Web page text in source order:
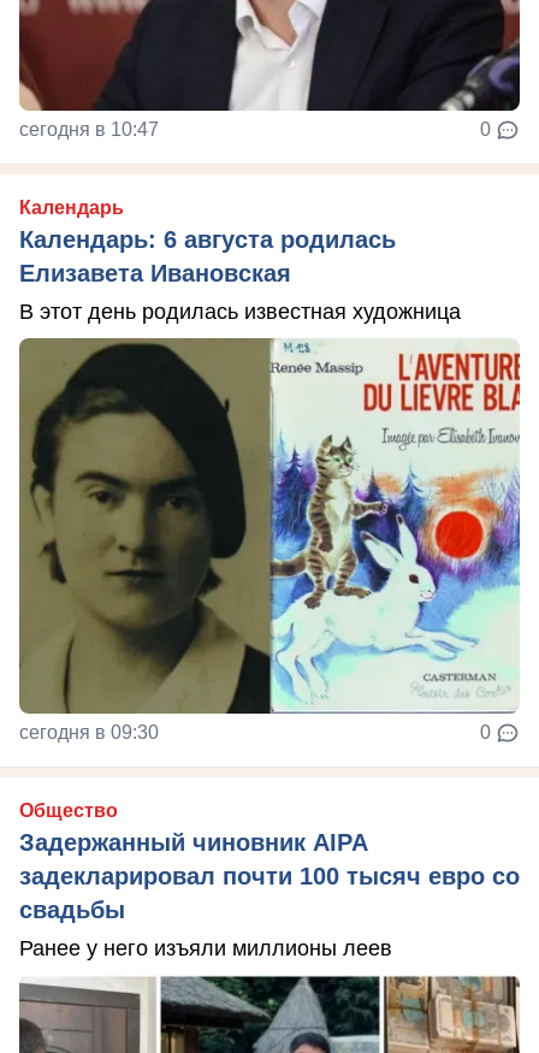
сегодня в 10:47 0
Календарь
Календарь: 6 августа родилась
Елизавета Ивановская
В этот день родилась известная художница
сегодня в 09:30 0
Общество
Задержанный чиновник AIPA
задекларировал почти 100 тысяч евро со
свадьбы
Ранее у него изъяли миллионы леев